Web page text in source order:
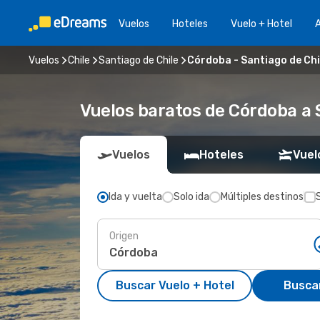
Vuelos Hoteles Vuelo + Hotel
Vuelos Chile Santiago de Chile Córdoba - Santiago de
Vuelos baratos de Córdoba a
Vuelos Hoteles
Ida y vuelta Solo ida Múltiples destinos
Origen
Buscar Vuelo + Hotel